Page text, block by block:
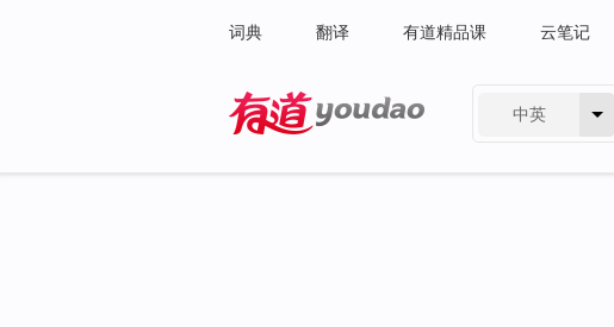
词典 翻译 有道精品课 云笔记
中英